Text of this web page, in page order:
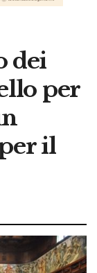
dei
per
il